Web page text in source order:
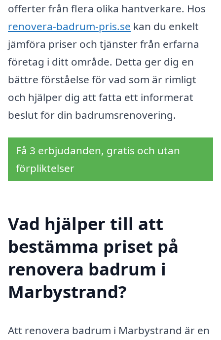
offerter från flera olika hantverkare. Hos
renovera-badrum-pris.se kan du enkelt
jämföra priser och tjänster från erfarna
företag i ditt område. Detta ger dig en
bättre förståelse för vad som är rimligt
och hjälper dig att fatta ett informerat
beslut för din badrumsrenovering.
Få 3 erbjudanden, gratis och utan
förpliktelser
Vad hjälper till att
bestämma priset på
renovera badrum i
Marbystrand?
Att renovera badrum i Marbystrand är en